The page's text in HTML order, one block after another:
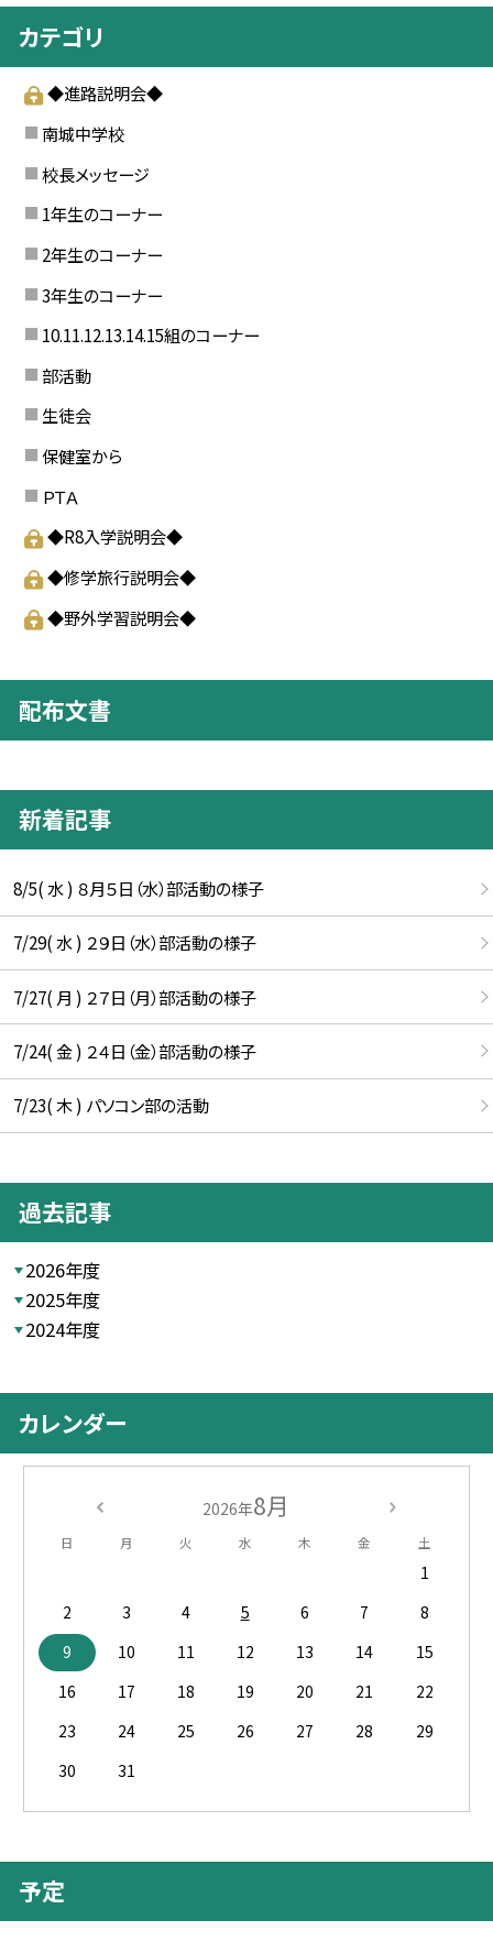
カテゴリ
◆進路説明会◆
南城中学校
校長メッセージ
1年生のコーナー
2年生のコーナー
3年生のコーナー
10.11.12.13.14.15組のコーナー
部活動
生徒会
保健室から
ＰＴＡ
◆R8入学説明会◆
◆修学旅行説明会◆
◆野外学習説明会◆
配布文書
新着記事
8/5( 水 ) ８月５日（水）部活動の様子
7/29( 水 ) ２９日（水）部活動の様子
7/27( 月 ) ２７日（月）部活動の様子
7/24( 金 ) ２４日（金）部活動の様子
7/23( 木 ) パソコン部の活動
過去記事
2026年度
2025年度
2024年度
カレンダー
2026年8月
日 月 火 水 木 金 土
1
2
3 4 5 6 7
8
9
10 11 12 13 14
15
16
17 18 19 20 21
22
23
24 25 26 27 28
29
30
31
予定